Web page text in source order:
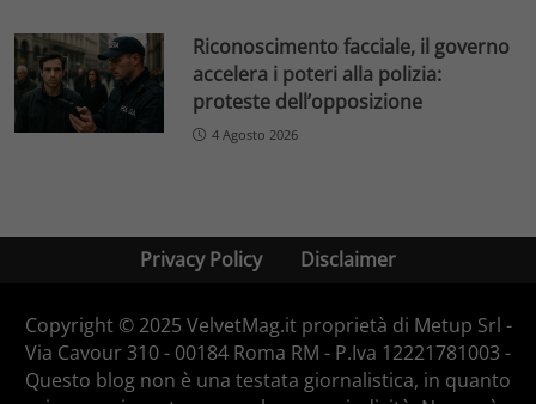
Riconoscimento facciale, il governo
accelera i poteri alla polizia:
proteste dell’opposizione
4 Agosto 2026
Privacy Policy Disclaimer
Copyright © 2025 VelvetMag.it proprietà di Metup Srl -
Via Cavour 310 - 00184 Roma RM - P.Iva 12221781003 -
Questo blog non è una testata giornalistica, in quanto